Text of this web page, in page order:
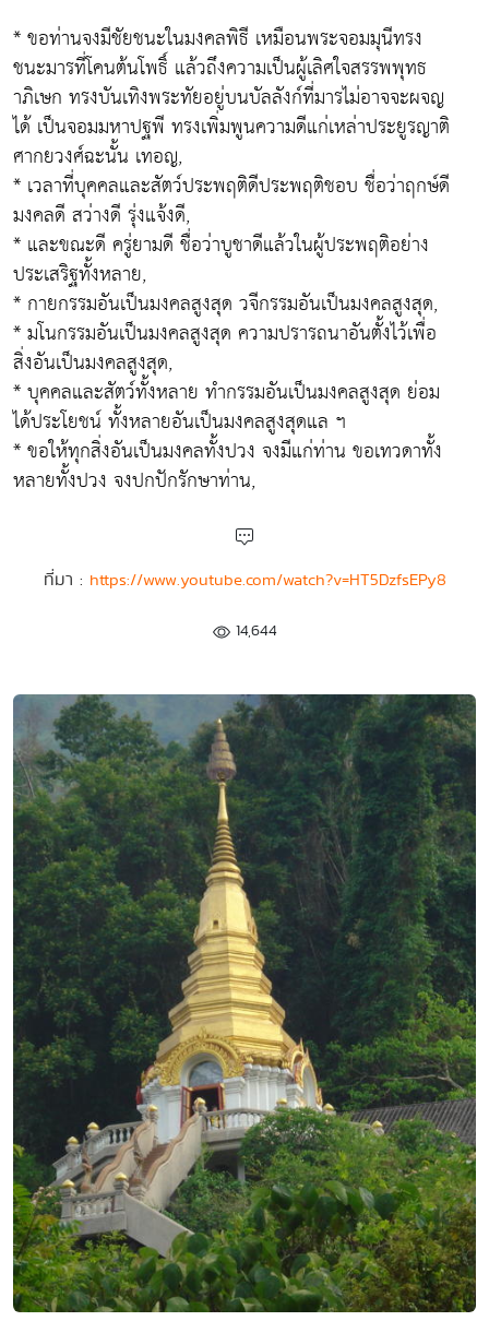
* ขอท่านจงมีชัยชนะในมงคลพิธี เหมือนพระจอมมุนีทรง
ชนะมารที่โคนต้นโพธิ์ แล้วถึงความเป็นผู้เลิศใจสรรพพุทธ
าภิเษก ทรงบันเทิงพระทัยอยู่บนบัลลังก์ที่มารไม่อาจจะผจญ
ได้ เป็นจอมมหาปฐพี ทรงเพิ่มพูนความดีแก่เหล่าประยูรญาติ
ศากยวงศ์ฉะนั้น เทอญ,
* เวลาที่บุคคลและสัตว์ประพฤติดีประพฤติชอบ ชื่อว่าฤกษ์ดี
มงคลดี สว่างดี รุ่งแจ้งดี,
* และขณะดี ครู่ยามดี ชื่อว่าบูชาดีแล้วในผู้ประพฤติอย่าง
ประเสริฐทั้งหลาย,
* กายกรรมอันเป็นมงคลสูงสุด วจีกรรมอันเป็นมงคลสูงสุด,
* มโนกรรมอันเป็นมงคลสูงสุด ความปรารถนาอันตั้งไว้เพื่อ
สิ่งอันเป็นมงคลสูงสุด,
* บุคคลและสัตว์ทั้งหลาย ทำกรรมอันเป็นมงคลสูงสุด ย่อม
ได้ประโยชน์ ทั้งหลายอันเป็นมงคลสูงสุดแล ฯ
* ขอให้ทุกสิ่งอันเป็นมงคลทั้งปวง จงมีแก่ท่าน ขอเทวดาทั้ง
หลายทั้งปวง จงปกปักรักษาท่าน,
ที่มา : https://www.youtube.com/watch?v=HT5DzfsEPy8
14,644